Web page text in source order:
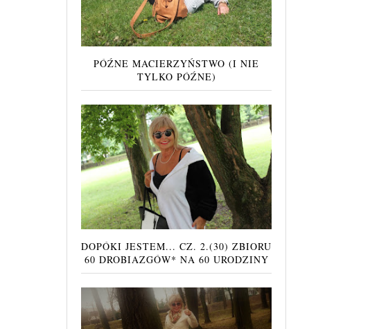
PÓŹNE MACIERZYŃSTWO (I NIE
TYLKO PÓŹNE)
DOPÓKI JESTEM... CZ. 2.(30) ZBIORU
60 DROBIAZGÓW* NA 60 URODZINY